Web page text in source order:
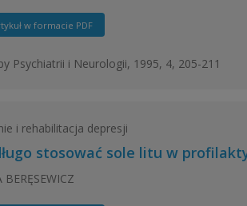
w formacie PDF
Psychiatrii i Neurologii, 1995, 4, 205-211
i rehabilitacja depresji
stosować sole litu w
BERĘSEWICZ